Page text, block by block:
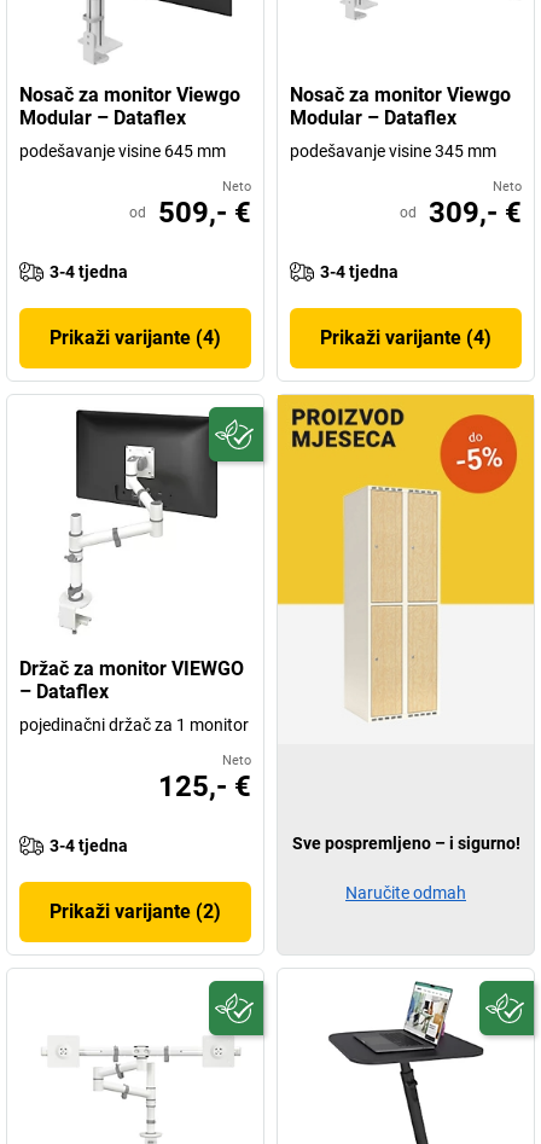
Nosač za monitor Viewgo
Modular – Dataflex
podešavanje visine 645 mm
Neto
od 509,- €
3-4 tjedna
Prikaži varijante (4)
Nosač za monitor Viewgo
Modular – Dataflex
podešavanje visine 345 mm
Neto
od 309,- €
3-4 tjedna
Prikaži varijante (4)
Držač za monitor VIEWGO
– Dataflex
pojedinačni držač za 1 monitor
Neto
125,- €
3-4 tjedna
Prikaži varijante (2)
Sve pospremljeno – i sigurno!
Naručite odmah